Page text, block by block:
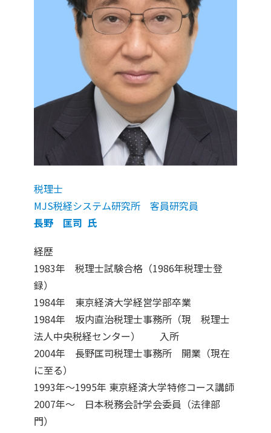
税理士
MJS税経システム研究所 客員研究員
長野 匡司 氏
経歴
1983年 税理士試験合格（1986年税理士登
録）
1984年 東京経済大学経営学部卒業
1984年 坂内直治税理士事務所（現 税理士
法人中央税経センター） 入所
2004年 長野匡司税理士事務所 開業（現在
に至る）
1993年～1995年 東京経済大学特修コース講師
2007年～ 日本税務会計学会委員（法律部
門）